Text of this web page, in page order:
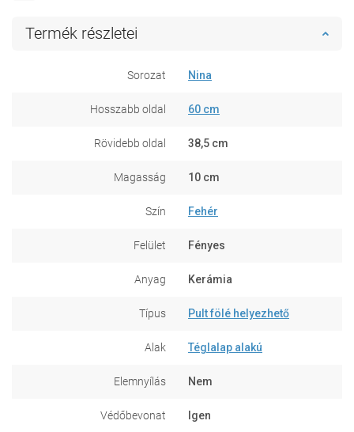
Termék részletei
Sorozat Nina
Hosszabb oldal 60 cm
Rövidebb oldal 38,5 cm
Magasság 10 cm
Szín Fehér
Felület Fényes
Anyag Kerámia
Típus Pult fölé helyezhető
Alak Téglalap alakú
Elemnyílás Nem
Védőbevonat Igen